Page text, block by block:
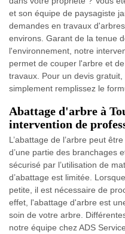
et son équipe de paysagiste
demandes en travaux
environs. Garant de la tenue
l'environnement, notre
permet de couper l'arbre et
travaux. Pour un devis
simplement remplissez le
Abattage d'arbre à
intervention de
L’abattage de l’arbre peut
d’une partie des branchages
sécurisé par l’utilisation de
d’abattage est limitée.
petite, il est nécessaire de
effet, l'abattage d'arbre est
soin de votre arbre.
notre équipe chez ADS